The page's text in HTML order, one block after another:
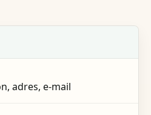
adres, e-mail